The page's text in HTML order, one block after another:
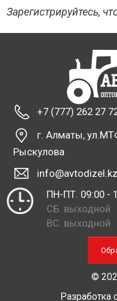
Зарегистрируйтесь,
+7 (777) 262 27
г. Алматы,
Рыскулова
info@avtodizel.kz
ПН-ПТ. 09:00 -
СБ. выходной
ВС. выходной
©
Разработка